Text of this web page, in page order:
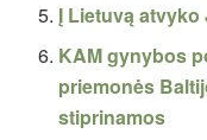
Į Lietuvą
KAM gynybos
priemonės
stiprinamos